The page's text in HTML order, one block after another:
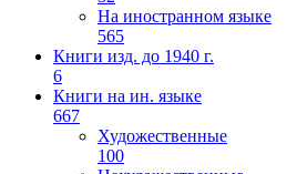
На иностранном языке
565
Книги изд. до 1940 г.
6
Книги на ин. языке
667
Художественные
100